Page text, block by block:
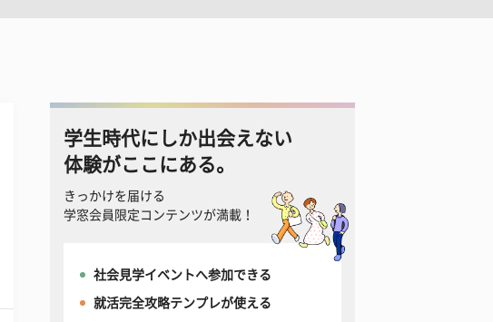
学生時代にしか出会えない
体験がここにある。
きっかけを届ける
学窓会員限定コンテンツが満載！
社会見学イベントへ参加できる
就活完全攻略テンプレが使える